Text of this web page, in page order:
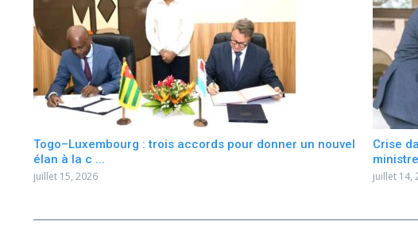
Togo–Luxembourg : trois accords pour donner un nouvel
élan à la c ...
juillet 15, 2026
Crise
juillet 14,